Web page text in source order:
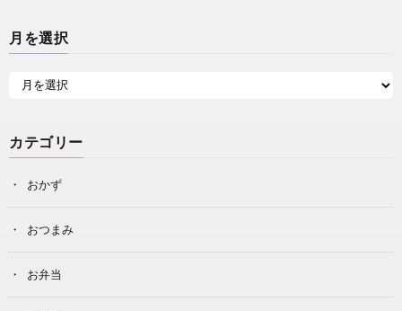
月を選択
カテゴリー
おかず
おつまみ
お弁当